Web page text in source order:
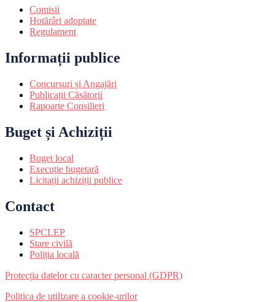
Comisii
Hotărâri adoptate
Regulament
Informații publice
Concursuri și Angajări
Publicații Căsătorii
Rapoarte Consilieri
Buget și Achiziții
Buget local
Execuție bugetară
Licitații achiziții publice
Contact
SPCLEP
Stare civilă
Poliția locală
Protecția datelor cu caracter personal (GDPR)
Politica de utilizare a cookie-urilor